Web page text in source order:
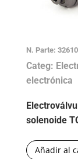
N. Parte:
Categ:
electrónica
solenoide
Añadir al